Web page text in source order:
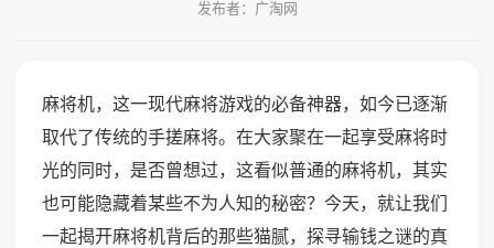
发布者：广淘网
麻将机，这一现代麻将游戏的必备神器，如今已逐渐
取代了传统的手搓麻将。在大家聚在一起享受麻将时
光的同时，是否曾想过，这看似普通的麻将机，其实
也可能隐藏着某些不为人知的秘密？今天，就让我们
一起揭开麻将机背后的那些猫腻，探寻输钱之谜的真